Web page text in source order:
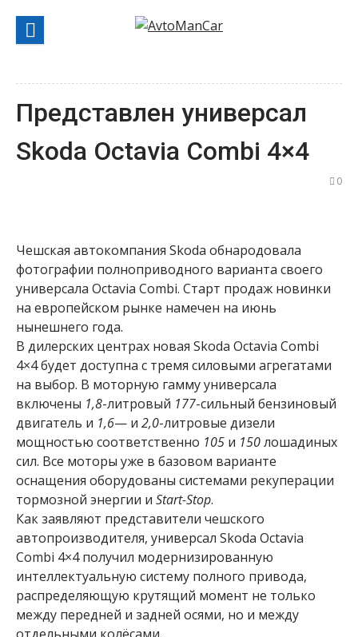
содержанию
Представлен универсал
Skoda Octavia Combi 4×4
0
Чешская автокомпания Skoda обнародовала
фотографии полноприводного варианта своего
универсала Octavia Combi. Старт продаж новинки
на европейском рынке намечен на июнь
нынешнего года.
В дилерских центрах новая Skoda Octavia Combi
4×4 будет доступна с тремя силовыми агрегатами
на выбор. В моторную гамму универсала
включены 1,8-литровый 177-сильный бензиновый
двигатель и 1,6— и 2,0-литровые дизели
мощностью соответственно 105 и 150лошадиных
сил. Все моторы уже в базовом варианте
оснащения оборудованы системами рекуперации
тормозной энергии и Start-Stop.
Как заявляют представители чешского
автопроизводителя, универсал Skoda Octavia
Combi 4×4 получил модернизированную
интеллектуальную систему полного привода,
распределяющую крутящий момент не только
между передней и задней осями, но и между